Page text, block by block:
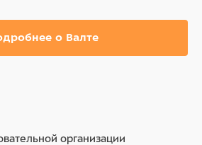
о Валте
организации